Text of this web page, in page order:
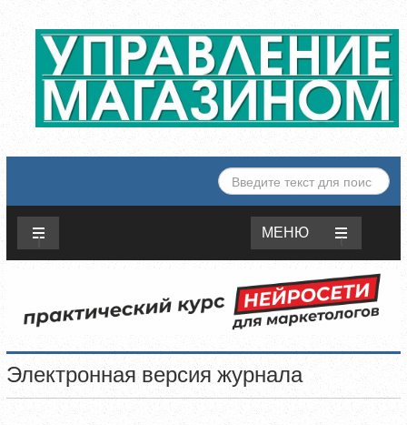
ИСКАТЬ...
МЕНЮ
Электронная версия журнала